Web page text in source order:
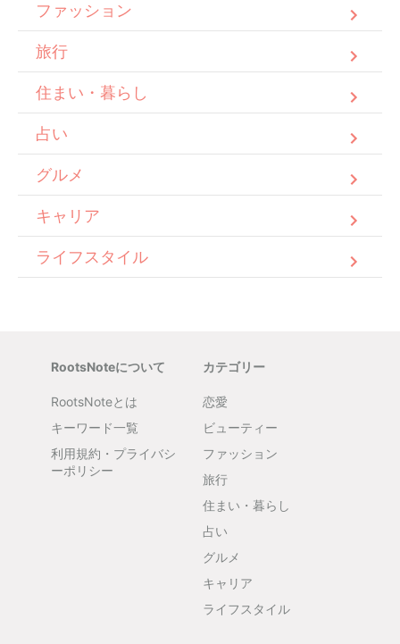
ファッション
旅行
住まい・暮らし
占い
グルメ
キャリア
ライフスタイル
RootsNoteについて
RootsNoteとは
キーワード一覧
利用規約・プライバシ
ーポリシー
カテゴリー
恋愛
ビューティー
ファッション
旅行
住まい・暮らし
占い
グルメ
キャリア
ライフスタイル